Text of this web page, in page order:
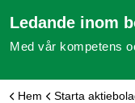
Ledande inom
Med vår kompetens
Hem Starta